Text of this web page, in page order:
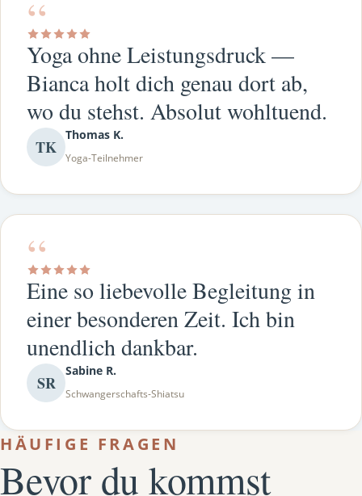
“
Yoga ohne Leistungsdruck —
Bianca holt dich genau dort ab,
wo du stehst. Absolut wohltuend.
TK
Thomas K.
Yoga-Teilnehmer
“
Eine so liebevolle Begleitung in
einer besonderen Zeit. Ich bin
unendlich dankbar.
SR
Sabine R.
Schwangerschafts-Shiatsu
HÄUFIGE FRAGEN
Bevor du kommst